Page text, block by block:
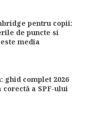
pentru copii:
de puncte si
media
ghid complet 2026
a SPF-ului